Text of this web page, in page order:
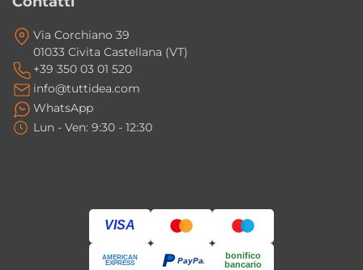
La finitura Bianco Tech aiuta l’igiene
quotidiana?
Sì, grazie alle proprietà antibatteriche del
nitrato d’argento contribuisce a mantenere
la superficie più igienica.
Sì, il design essenziale della collezione Hako è
perfetto per ambienti contemporanei e
minimalisti.
Via Corchiano 39
01033 Civita Castellana (VT)
+39 350 03 01 520
info@tuttidea.com
WhatsApp
Lun - Ven: 9:30 - 12:30
VISA
AMERICAN
EXPRESS PayPal
bonifico
bancario